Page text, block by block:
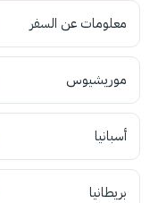
معلومات عن السفر
موريشيوس
أسبانيا
بريطانيا